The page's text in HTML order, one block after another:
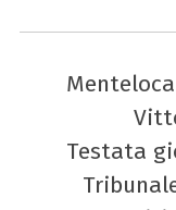
Testata